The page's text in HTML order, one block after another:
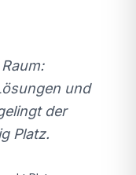
und
der
Platz.